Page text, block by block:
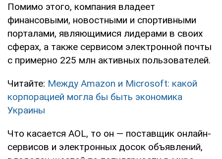
Помимо этого, компания владеет
финансовыми, новостными и спортивными
порталами, являющимися лидерами в своих
сферах, а также сервисом электронной почты
с примерно 225 млн активных пользователей.
Читайте: Между Amazon и Microsoft: какой
корпорацией могла бы быть экономика
Украины
Что касается AOL, то он — поставщик онлайн-
сервисов и электронных досок объявлений,